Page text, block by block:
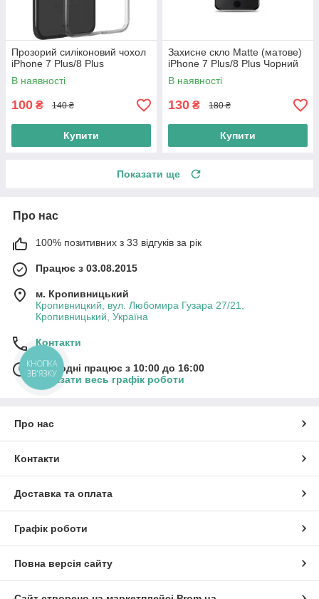
Прозорий силіконовий чохол
iPhone 7 Plus/8 Plus
В наявності
100 ₴ 140 ₴
Купити
Захисне скло Matte (матове)
iPhone 7 Plus/8 Plus Чорний
В наявності
130 ₴ 180 ₴
Купити
Показати ще
Про нас
100% позитивних з 33 відгуків за рік
Працює з 03.08.2015
м. Кропивницький
Кропивницкий, вул. Любомира Гузара 27/21,
Кропивницький, Україна
Контакти
Сьогодні працює з 10:00 до 16:00
Показати весь графік роботи
Про нас
Контакти
Доставка та оплата
Графік роботи
Повна версія сайту
КНОПКА
ЗВ'ЯЗКУ